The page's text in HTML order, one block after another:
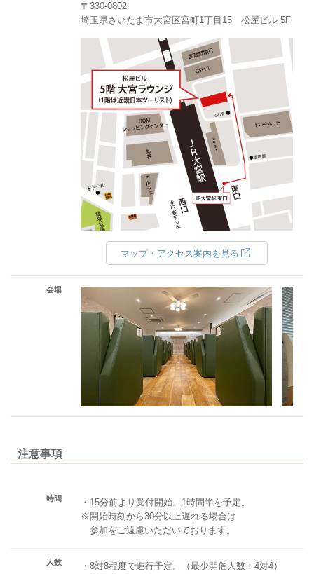
〒330-0802
埼玉県さいたま市大宮区宮町1丁目15 松屋ビル 5F
マップ・アクセス案内を見る
会場
注意事項
時間
・15分前より受付開始。1時間半を予定。
※開始時刻から30分以上遅れる場合は
参加をご遠慮いただいております。
人数
・8対8程度で進行予定。（最少開催人数：4対4）